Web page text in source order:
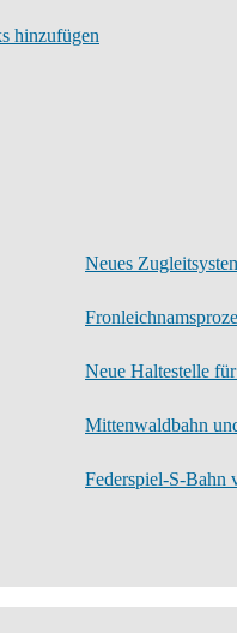
hinzufügen
Neues
Neue Haltestelle
Mittenwaldbahn
Federspiel-S-Bahn